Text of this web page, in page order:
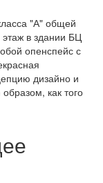
"А" общей
в здании БЦ
опенспейс с
дизайно и
как того